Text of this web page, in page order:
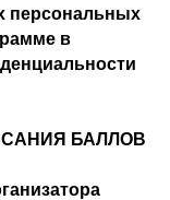
персональных
в
БАЛЛОВ